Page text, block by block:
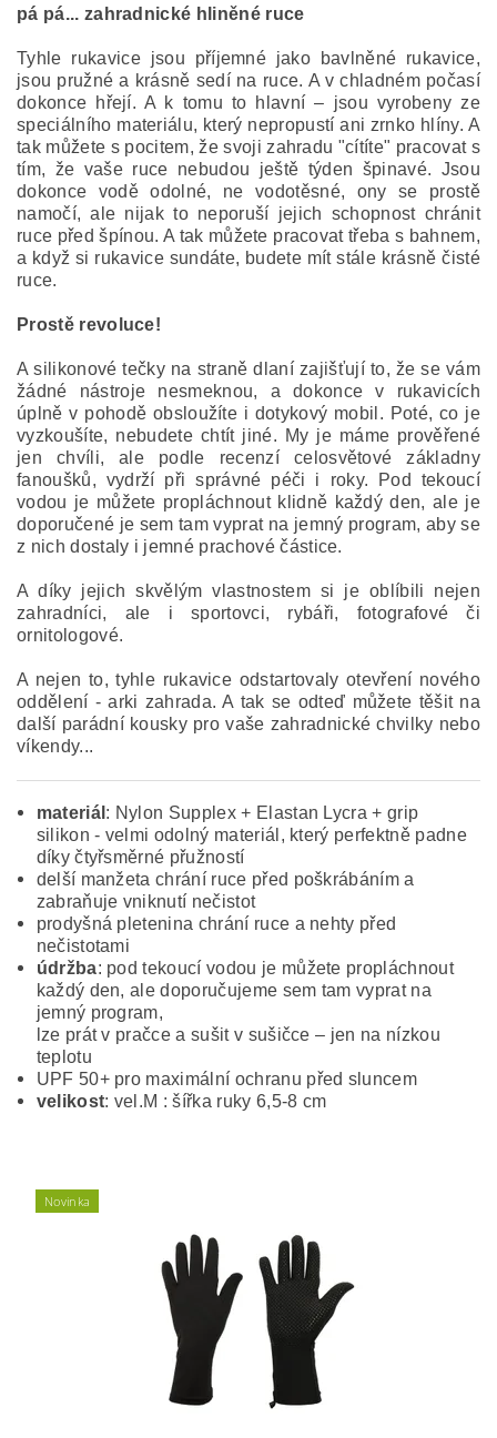
pá pá... zahradnické hliněné ruce
Tyhle rukavice jsou příjemné jako bavlněné rukavice,
jsou pružné a krásně sedí na ruce. A v chladném počasí
dokonce hřejí. A k tomu to hlavní – jsou vyrobeny ze
speciálního materiálu, který nepropustí ani zrnko hlíny. A
tak můžete s pocitem, že svoji zahradu "cítíte" pracovat s
tím, že vaše ruce nebudou ještě týden špinavé. Jsou
dokonce vodě odolné, ne vodotěsné, ony se prostě
namočí, ale nijak to neporuší jejich schopnost chránit
ruce před špínou. A tak můžete pracovat třeba s bahnem,
a když si rukavice sundáte, budete mít stále krásně čisté
ruce.
Prostě revoluce!
A silikonové tečky na straně dlaní zajišťují to, že se vám
žádné nástroje nesmeknou, a dokonce v rukavicích
úplně v pohodě obsloužíte i dotykový mobil. Poté, co je
vyzkoušíte, nebudete chtít jiné. My je máme prověřené
jen chvíli, ale podle recenzí celosvětové základny
fanoušků, vydrží při správné péči i roky. Pod tekoucí
vodou je můžete propláchnout klidně každý den, ale je
doporučené je sem tam vyprat na jemný program, aby se
z nich dostaly i jemné prachové částice.
A díky jejich skvělým vlastnostem si je oblíbili nejen
zahradníci, ale i sportovci, rybáři, fotografové či
ornitologové.
A nejen to, tyhle rukavice odstartovaly otevření nového
oddělení - arki zahrada. A tak se odteď můžete těšit na
další parádní kousky pro vaše zahradnické chvilky nebo
víkendy...
materiál : Nylon Supplex + Elastan Lycra + grip
silikon - velmi odolný materiál, který perfektně padne
díky čtyřsměrné přužností
delší manžeta chrání ruce před poškrábáním a
zabraňuje vniknutí nečistot
prodyšná pletenina chrání ruce a nehty před
nečistotami
údržba: pod tekoucí vodou je můžete propláchnout
každý den, ale doporučujeme sem tam vyprat na
jemný program,
lze prát v pračce a sušit v sušičce – jen na nízkou
teplotu
UPF 50+ pro maximální ochranu před sluncem
velikost: vel.M : šířka ruky 6,5-8 cm
Novinka